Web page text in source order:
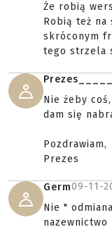
Że robią
Robią też
skróconym
tego strzela
Prezes_____
Nie żeby
dam się
Pozdrawiam,
Prezes
Germ09-11-
Nie "
nazewnictwo